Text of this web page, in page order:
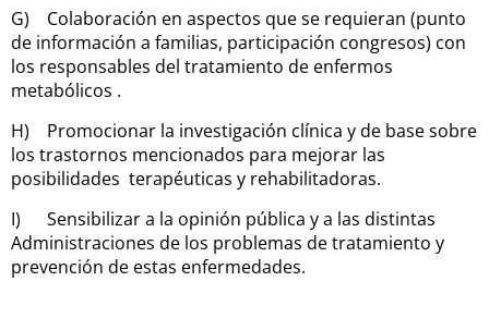
G) Colaboración en aspectos que se requieran (punto
de información a familias, participación congresos) con
los responsables del tratamiento de enfermos
metabólicos .
H) Promocionar la investigación clínica y de base sobre
los trastornos mencionados para mejorar las
posibilidades terapéuticas y rehabilitadoras.
I) Sensibilizar a la opinión pública y a las distintas
Administraciones de los problemas de tratamiento y
prevención de estas enfermedades.